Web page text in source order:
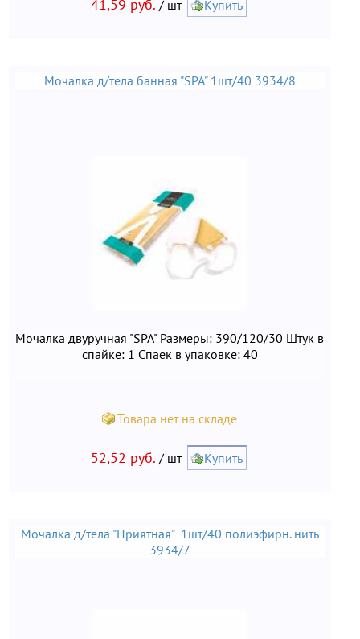
41,59 руб. / шт Купить
Мочалка д/тела банная "SPA" 1шт/40 3934/8
Мочалка двуручная "SPA" Размеры: 390/120/30 Штук в
спайке: 1 Спаек в упаковке: 40
Товара нет на складе
52,52 руб. / шт Купить
Мочалка д/тела "Приятная" 1шт/40 полиэфирн. нить
3934/7